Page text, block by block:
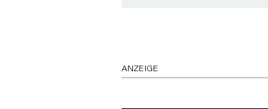
ANZEIGE